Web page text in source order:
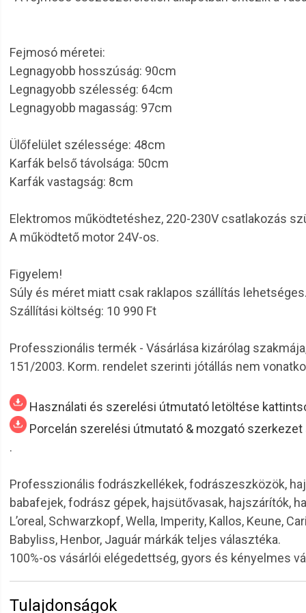
Fejmosó méretei:
Legnagyobb hosszúság: 90cm
Legnagyobb szélesség: 64cm
Legnagyobb magasság: 97cm
Ülőfelület szélessége: 48cm
Karfák belső távolsága: 50cm
Karfák vastagság: 8cm
Elektromos működtetéshez, 220-230V csatlakozás
A működtető motor 24V-os.
Figyelem!
Súly és méret miatt csak raklapos szállítás lehetséges.
Szállítási költség: 10 990 Ft
Professzionális termék - Vásárlása kizárólag
151/2003. Korm. rendelet szerinti jótállás nem
Használati és szerelési útmutató letöltése
Porcelán szerelési útmutató & mozgató
.
Professzionális fodrászkellékek, fodrászeszközök,
babafejek, fodrász gépek, hajsütővasak, hajszárítók,
L’oreal, Schwarzkopf, Wella, Imperity, Kallos, Keune,
Babyliss, Henbor, Jaguár márkák teljes választéka.
100%-os vásárlói elégedettség, gyors és kényelmes
Tulajdonságok